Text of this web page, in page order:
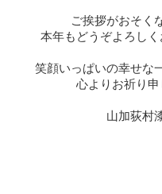
ご挨拶がおそく
本年もどうぞよろし
笑顔いっぱいの幸せな
心よりお祈り
山加荻村